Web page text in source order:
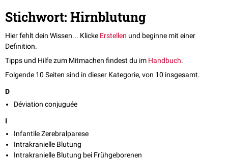
Stichwort: Hirnblutung
Hier fehlt dein Wissen... Klicke Erstellen und beginne mit einer
Definition.
Tipps und Hilfe zum Mitmachen findest du im Handbuch.
Folgende 10 Seiten sind in dieser Kategorie, von 10 insgesamt.
D
Déviation conjuguée
I
Infantile Zerebralparese
Intrakranielle Blutung
Intrakranielle Blutung bei Frühgeborenen